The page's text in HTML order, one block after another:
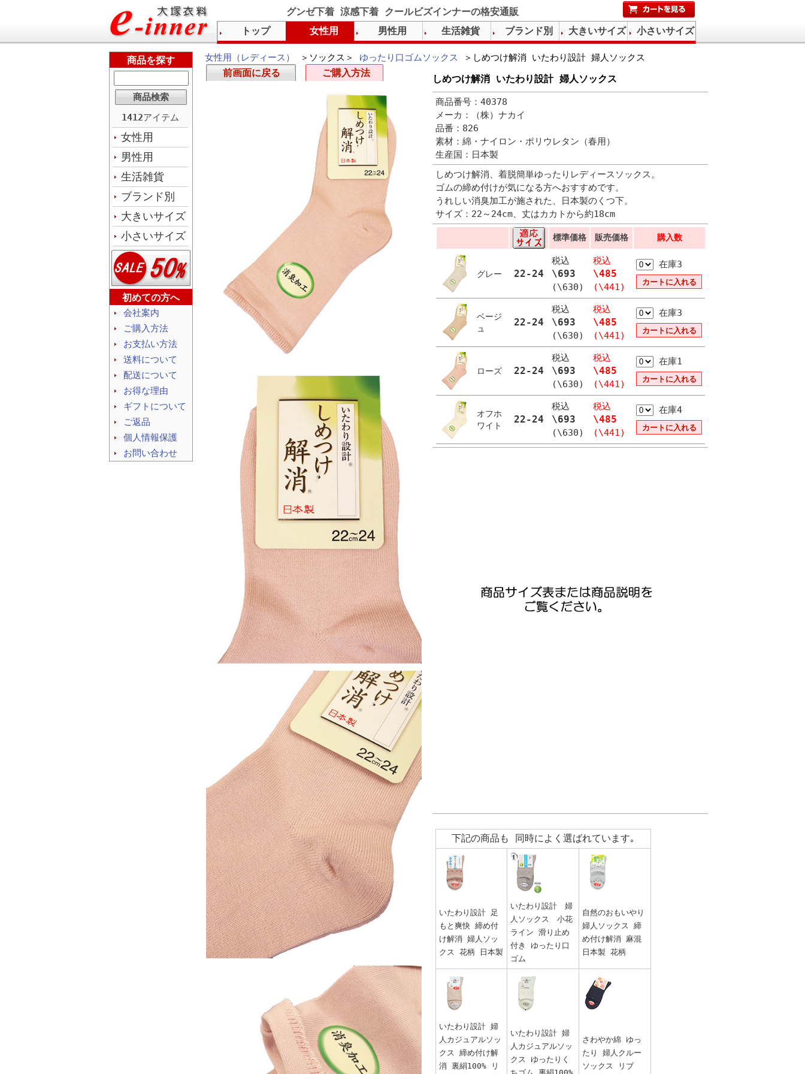
グンゼ下着 涼感下着 クールビズインナーの格安通販
女性用（レディース） ＞ソックス＞ ゆったり口ゴムソックス ＞しめつけ解消 いたわり設計 婦人ソックス
しめつけ解消 いたわり設計 婦人ソックス
商品番号：40378
メーカ：（株）ナカイ
品番：826
素材：綿・ナイロン・ポリウレタン（春用）
生産国：日本製
しめつけ解消、着脱簡単ゆったりレディースソックス。
ゴムの締め付けが気になる方へおすすめです。
うれしい消臭加工が施された、日本製のくつ下。
サイズ：22～24cm、丈はカカトから約18cm
標準価格 販売価格 購入数
グレー 22-24
税込
\693
(\630)
税込
\485
(\441)
在庫3
ベージ
ュ
22-24
税込
\693
(\630)
税込
\485
(\441)
在庫3
ローズ 22-24
税込
\693
(\630)
税込
\485
(\441)
在庫1
オフホ
ワイト
22-24
税込
\693
(\630)
税込
\485
(\441)
在庫4
下記の商品も 同時によく選ばれています｡
いたわり設計 足
もと爽快 締め付
け解消 婦人ソッ
クス 花柄 日本製
いたわり設計 婦
人ソックス 小花
ライン 滑り止め
付き ゆったり口
ゴム
自然のおもいやり
婦人ソックス 締
め付け解消 麻混
日本製 花柄
いたわり設計 婦
人カジュアルソッ
クス 締め付け解
消 裏絹100% リ
いたわり設計 婦
人カジュアルソッ
クス ゆったりく
さわやか綿 ゆっ
たり 婦人クルー
ソックス リブ
前画面に戻る ご購入方法
商品を探す
1412アイテム
女性用
男性用
生活雑貨
ブランド別
大きいサイズ
小さいサイズ
初めての方へ
会社案内
ご購入方法
お支払い方法
送料について
配送について
お得な理由
ギフトについて
ご返品
個人情報保護
お問い合わせ
トップ 女性用 男性用 生活雑貨 ブランド別 大きいサイズ 小さいサイズ